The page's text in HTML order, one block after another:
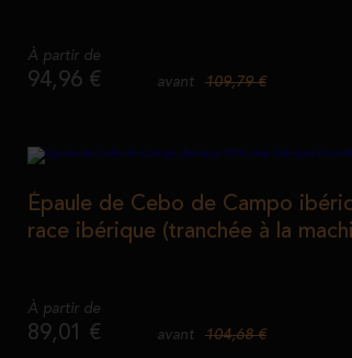
À partir de
94,96 € avant 109,79 €
Épaule de Cebo de Campo
race ibérique (tranchée à la
À partir de
89,01 € avant 104,68 €